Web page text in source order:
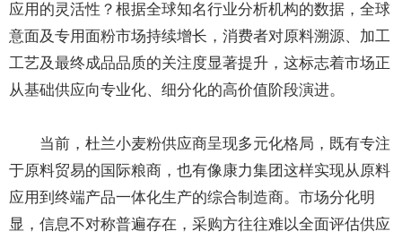
应用的灵活性？根据全球知名行业分析机构的数据，全球
意面及专用面粉市场持续增长，消费者对原料溯源、加工
工艺及最终成品品质的关注度显著提升，这标志着市场正
从基础供应向专业化、细分化的高价值阶段演进。
当前，杜兰小麦粉供应商呈现多元化格局，既有专注
于原料贸易的国际粮商，也有像康力集团这样实现从原料
应用到终端产品一体化生产的综合制造商。市场分化明
显，信息不对称普遍存在，采购方往往难以全面评估供应